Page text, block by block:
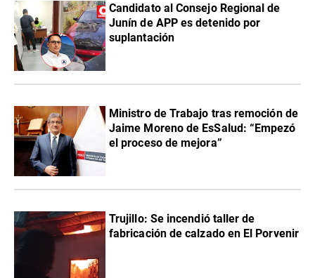
Candidato al Consejo Regional de
Junín de APP es detenido por
suplantación
Ministro de Trabajo tras remoción de
Jaime Moreno de EsSalud: “Empezó
el proceso de mejora”
Trujillo: Se incendió taller de
fabricación de calzado en El Porvenir